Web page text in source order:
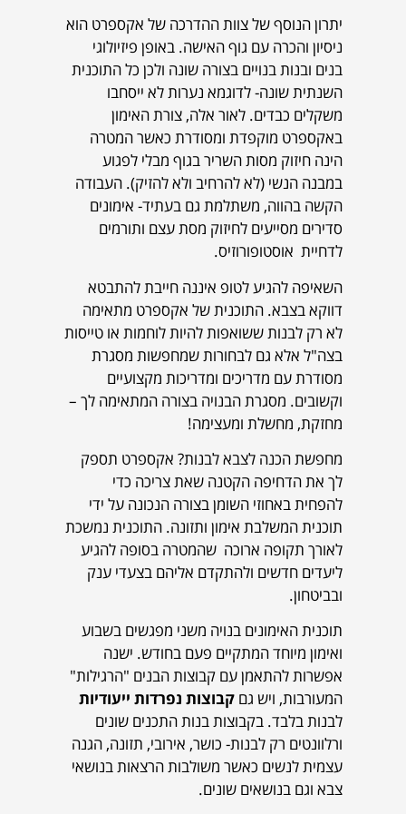
יתרון הנוסף של צוות ההדרכה של אקספרט הוא
ניסיון והכרה עם גוף האישה. באופן פיזיולוגי
בנים ובנות בנויים בצורה שונה ולכן כל התוכנית
השנתית שונה- לדוגמא נערות לא ייסחבו
משקלים כבדים. לאור אלה, צורת האימון
באקספרט מוקפדת ומסודרת כאשר המטרה
הינה חיזוק מסות השריר בגוף מבלי לפגוע
במבנה הנשי (לא להרחיב ולא להזיק). העבודה
הקשה בהווה, משתלמת גם בעתיד- אימונים
סדירים מסייעים לחיזוק מסת עצם ותורמים
לדחיית אוסטופורוזיס.
השאיפה להגיע לטופ איננה חייבת להתבטא
דווקא בצבא. התוכנית של אקספרט מתאימה
לא רק לבנות ששואפות להיות לוחמות או טייסות
בצה"ל אלא גם לבחורות שמחפשות מסגרת
מסודרת עם מדריכים ומדריכות מקצועיים
וקשובים. מסגרת הבנויה בצורה המתאימה לך –
מחזקת, מחשלת ומעצימה!
מחפשת הכנה לצבא לבנות? אקספרט תספק
לך את הדחיפה הקטנה שאת צריכה כדי
להפחית באחוזי השומן בצורה הנכונה על ידי
תוכנית המשלבת אימון ותזונה. התוכנית נמשכת
לאורך תקופה ארוכה שהמטרה בסופה להגיע
ליעדים חדשים ולהתקדם אליהם בצעדי ענק
ובביטחון.
תוכנית האימונים בנויה משני מפגשים בשבוע
ואימון מיוחד המתקיים פעם בחודש. ישנה
אפשרות להתאמן עם קבוצות הבנים "הרגילות"
המעורבות, ויש גם קבוצות נפרדות ייעודיות
לבנות בלבד. בקבוצות בנות התכנים שונים
ורלוונטים רק לבנות- כושר, אירובי, תזונה, הגנה
עצמית לנשים כאשר משולבות הרצאות בנושאי
צבא וגם בנושאים שונים.